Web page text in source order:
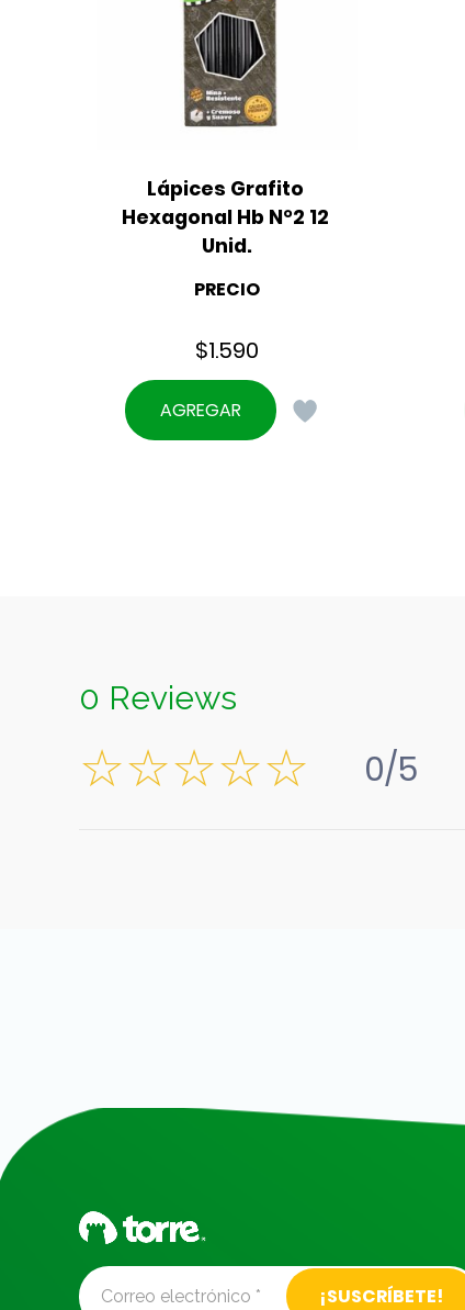
Lápices Grafito
Hexagonal Hb N°2 12
Unid.
PRECIO
$1.590
AGREGAR
0 Reviews
0/5
Alternative: